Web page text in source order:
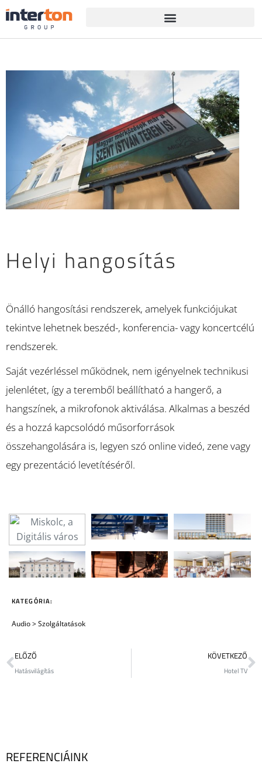
Helyi hangosítás
Önálló hangosítási rendszerek, amelyek funkciójukat
tekintve lehetnek beszéd-, konferencia- vagy koncertcélú
rendszerek.
Saját vezérléssel működnek, nem igényelnek technikusi
jelenlétet, így a teremből beállítható a hangerő, a
hangszínek, a mikrofonok aktiválása. Alkalmas a beszéd
és a hozzá kapcsolódó műsorforrások
összehangolására is, legyen szó online videó, zene vagy
egy prezentáció levetítéséről.
KATEGÓRIA:
Audio>Szolgáltatások
ELŐZŐ
Hatásvilágítás
KÖVETKEZŐ
Hotel TV
REFERENCIÁINK